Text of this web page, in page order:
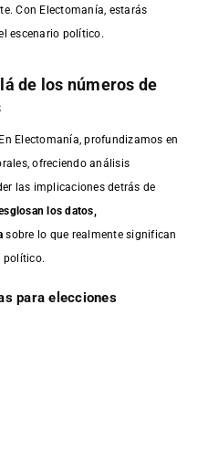
Con Electomanía, estarás
escenario político.
de los números de
Electomanía, profundizamos en
ofreciendo análisis
las implicaciones detrás de
los datos,
sobre lo que realmente significan
político.
para elecciones